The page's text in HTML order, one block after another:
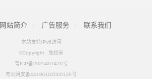
网站简介 广告服务 联系我们
本站支持IPv6访问
©Copyright 兔拉米
粤ICP备2025407420号
粤公网安备44196102000139号